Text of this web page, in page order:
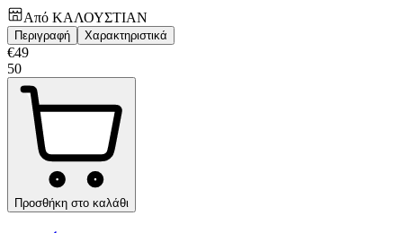
Από ΚΑΛΟΥΣΤΙΑΝ
Περιγραφή Χαρακτηριστικά
€49
50
Προσθήκη στο καλάθι